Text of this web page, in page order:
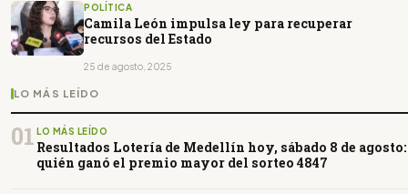
POLÍTICA
Camila León impulsa ley para recuperar
recursos del Estado
25 de agosto, 2025
LO MÁS LEÍDO
01 LO MÁS LEÍDO
Resultados Lotería de Medellín hoy, sábado 8 de agosto:
quién ganó el premio mayor del sorteo 4847